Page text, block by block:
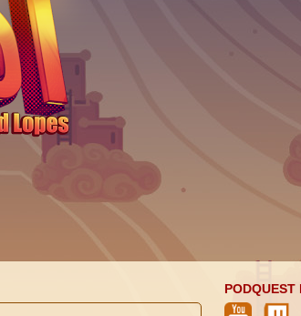
PODQUEST